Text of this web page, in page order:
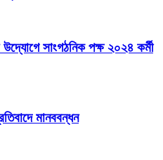
উদ্যোগে সাংগঠনিক পক্ষ ২০২৪ কর্মী
মানববন্ধন